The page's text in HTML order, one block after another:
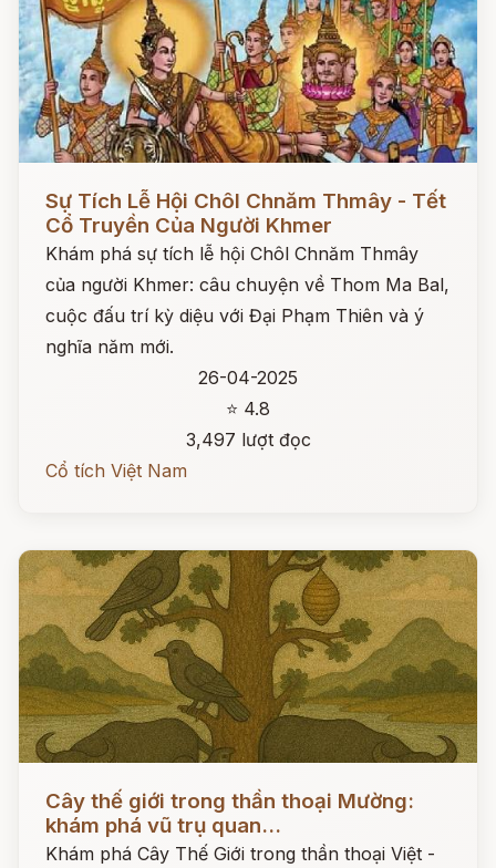
Sự Tích Lễ Hội Chôl Chnăm Thmây - Tết
Cổ Truyền Của Người Khmer
Khám phá sự tích lễ hội Chôl Chnăm Thmây
của người Khmer: câu chuyện về Thom Ma Bal,
cuộc đấu trí kỳ diệu với Đại Phạm Thiên và ý
nghĩa năm mới.
26-04-2025
⭐ 4.8
3,497 lượt đọc
Cổ tích Việt Nam
Cây thế giới trong thần thoại Mường:
khám phá vũ trụ quan...
Khám phá Cây Thế Giới trong thần thoại Việt -